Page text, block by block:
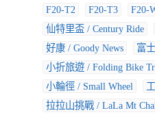
F20-T2
F20-T3 F20-
仙特里盃 / Century Ride
好康 / Goody News
富
小折旅遊 / Folding Bike
小輪徑 / Small Wheel
拉拉山挑戰 / LaLa Mt